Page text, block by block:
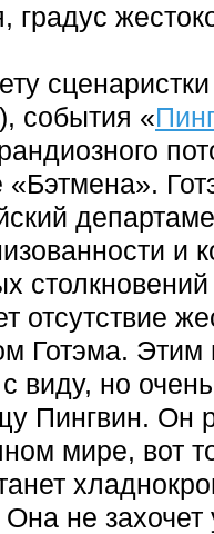
градус
сценаристки
события «
и
отсутствие
Готэма. Этим
виду, но
Пингвин. Он
мире, вот
не захочет